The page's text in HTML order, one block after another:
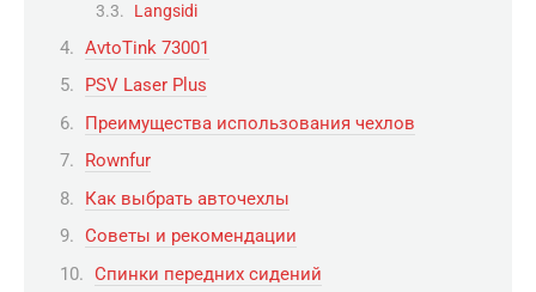
Langsidi
AvtoTink 73001
PSV Laser Plus
Преимущества использования чехлов
Rownfur
Как выбрать авточехлы
Советы и рекомендации
Спинки передних сидений